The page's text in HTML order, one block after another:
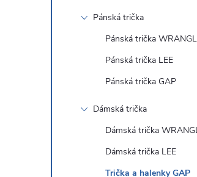
Pánská trička
Pánská trička
Pánská trička LEE
Pánská trička GAP
Dámská trička
Dámská trička
Dámská trička LEE
Trička a halenky GAP